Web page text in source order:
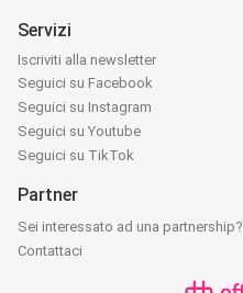
Servizi
Iscriviti alla newsletter
Seguici su Facebook
Seguici su Instagram
Seguici su Youtube
Seguici su TikTok
Partner
Sei interessato ad una partnership?
Contattaci